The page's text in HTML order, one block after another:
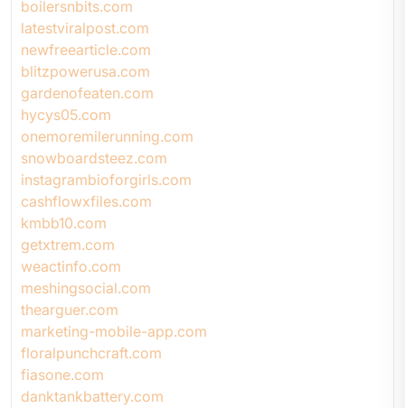
boilersnbits.com
latestviralpost.com
newfreearticle.com
blitzpowerusa.com
gardenofeaten.com
hycys05.com
onemoremilerunning.com
snowboardsteez.com
instagrambioforgirls.com
cashflowxfiles.com
kmbb10.com
getxtrem.com
weactinfo.com
meshingsocial.com
thearguer.com
marketing-mobile-app.com
floralpunchcraft.com
fiasone.com
danktankbattery.com